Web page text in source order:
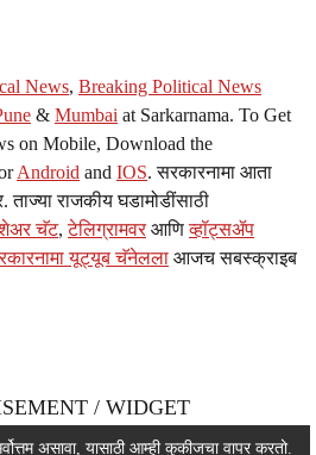
News, Breaking Political News
& Mumbai at Sarkarnama. To Get
on Mobile, Download the
Android and IOS. सरकारनामा आता
ताज्या राजकीय घडामोडींसाठी
चॅट,टेलिग्रामवर आणिव्हॉट्सॲप
यूट्यूब चॅनेलला आजच सबस्क्राइब
/ WIDGET
/ WIDGET
असावा, यासाठी आम्ही कुकीजचा वापर करतो.